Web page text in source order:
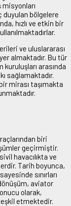
duyulan bölgelere
hızlı ve etkin bir
ve uluslararası
almaktadır. Bu tür
arasında
sağlamaktadır.
mirası taşımakta
biri
geçirmiştir.
havacılıkta ve
Tarih boyunca,
sınırları
aviator
olarak,
etmektedir.